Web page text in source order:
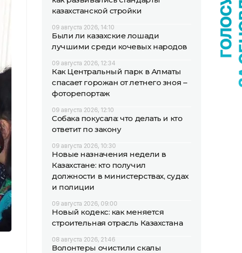
казахстанской стройки
09 августа 2026, 14:10
Были ли казахские лошади
лучшими среди кочевых народов
09 августа 2026, 12:34
Как Центральный парк в Алматы
спасает горожан от летнего зноя –
фоторепортаж
09 августа 2026, 12:10
Собака покусала: что делать и кто
ответит по закону
09 августа 2026, 10:30
Новые назначения недели в
Казахстане: кто получил
должности в министерствах, судах
и полиции
09 августа 2026, 09:00
Новый кодекс: как меняется
строительная отрасль Казахстана
08 августа 2026, 21:46
Волонтеры очистили скалы